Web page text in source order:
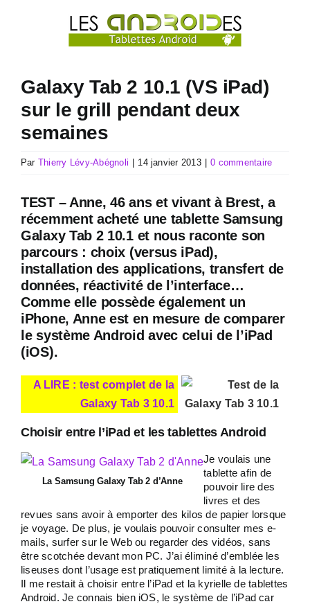
Galaxy Tab 2 10.1 (VS iPad)
sur le grill pendant deux
semaines
Par Thierry Lévy-Abégnoli 14 janvier 2013 0 commentaire
TEST – Anne, 46 ans et vivant à Brest, a
récemment acheté une tablette Samsung
Galaxy Tab 2 10.1 et nous raconte son
parcours : choix (versus iPad),
installation des applications, transfert de
données, réactivité de l’interface…
Comme elle possède également un
iPhone, Anne est en mesure de comparer
le système Android avec celui de l’iPad
(iOS).
A LIRE : test complet de la
Galaxy Tab 3 10.1
Choisir entre l’iPad et les tablettes Android
La Samsung Galaxy Tab 2 d’Anne
Je voulais une
tablette afin de
pouvoir lire des
livres et des
revues sans avoir à emporter des kilos de papier lorsque
je voyage. De plus, je voulais pouvoir consulter mes e-
mails, surfer sur le Web ou regarder des vidéos, sans
être scotchée devant mon PC. J’ai éliminé d’emblée les
liseuses dont l’usage est pratiquement limité à la lecture.
Il me restait à choisir entre l’iPad et la kyrielle de tablettes
Android. Je connais bien iOS, le système de l’iPad car